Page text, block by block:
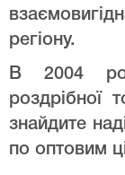
регіону.
В 2004
роздрібної
знайдите
по оптовим